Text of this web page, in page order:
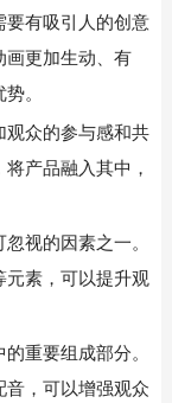
要有吸引人的创意
画更加生动、有
。
观众的参与感和共
产品融入其中，
视的因素之一。
元素，可以提升观
重要组成部分。
，可以增强观众